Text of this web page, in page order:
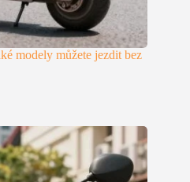
modely můžete jezdit bez